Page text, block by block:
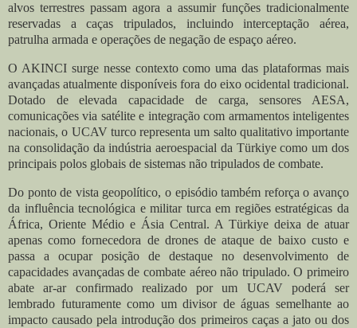
alvos terrestres passam agora a assumir funções tradicionalmente
reservadas a caças tripulados, incluindo interceptação aérea,
patrulha armada e operações de negação de espaço aéreo.
O AKINCI surge nesse contexto como uma das plataformas mais
avançadas atualmente disponíveis fora do eixo ocidental tradicional.
Dotado de elevada capacidade de carga, sensores AESA,
comunicações via satélite e integração com armamentos inteligentes
nacionais, o UCAV turco representa um salto qualitativo importante
na consolidação da indústria aeroespacial da Türkiye como um dos
principais polos globais de sistemas não tripulados de combate.
Do ponto de vista geopolítico, o episódio também reforça o avanço
da influência tecnológica e militar turca em regiões estratégicas da
África, Oriente Médio e Ásia Central. A Türkiye deixa de atuar
apenas como fornecedora de drones de ataque de baixo custo e
passa a ocupar posição de destaque no desenvolvimento de
capacidades avançadas de combate aéreo não tripulado. O primeiro
abate ar-ar confirmado realizado por um UCAV poderá ser
lembrado futuramente como um divisor de águas semelhante ao
impacto causado pela introdução dos primeiros caças a jato ou dos